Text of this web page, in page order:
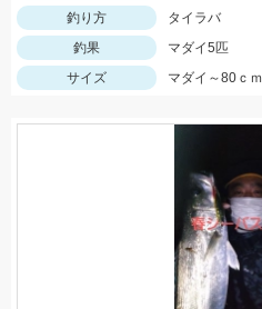
釣り方
タイラバ
釣果
マダイ5匹
サイズ
マダイ～80ｃｍ